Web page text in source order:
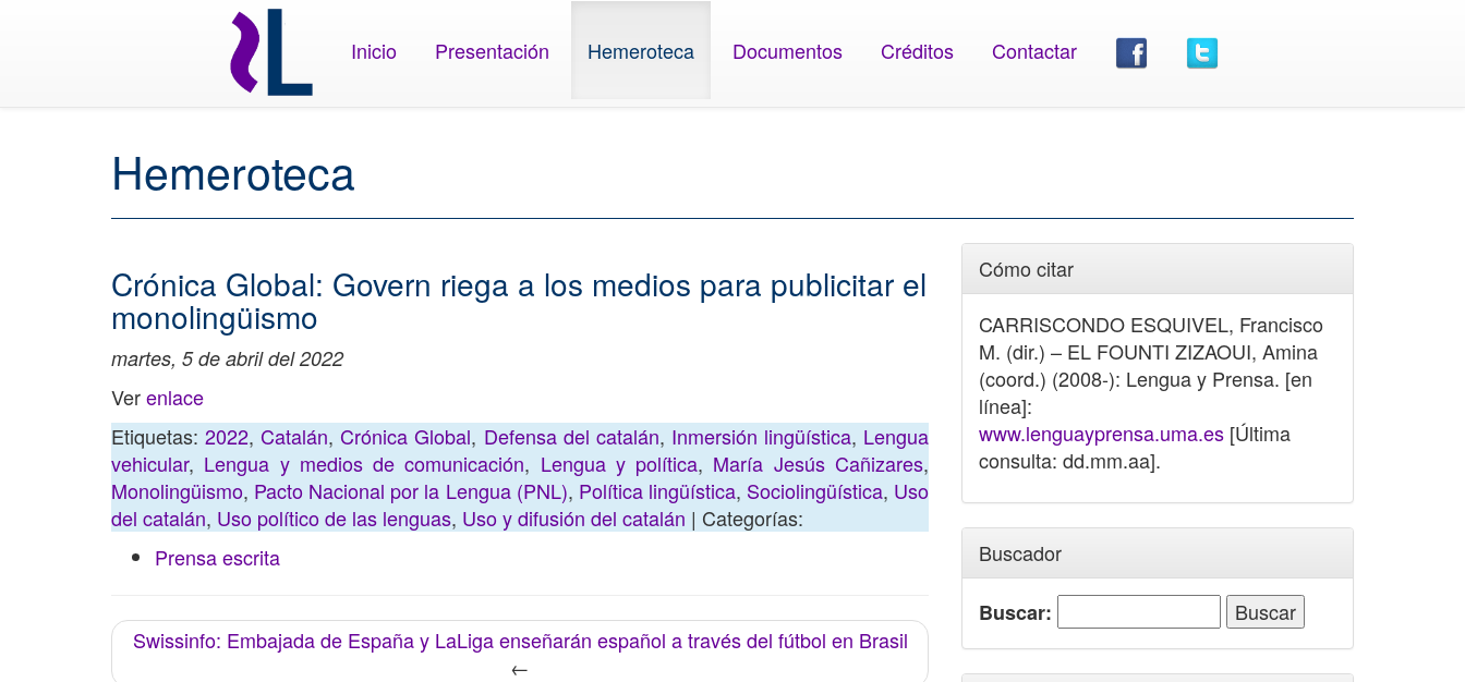
Inicio Presentación Hemeroteca Documentos Créditos Contactar
Hemeroteca
Crónica Global: Govern riega a los medios para publicitar el
monolingüismo
martes, 5 de abril del 2022
Verenlace
Etiquetas:2022,Catalán,Crónica Global, Defensa del catalán, Inmersión lingüística, Lengua
vehicular, Lengua y medios de comunicación, Lengua y política, María Jesús Cañizares,
Monolingüismo, Pacto Nacional por la Lengua (PNL), Política lingüística, Sociolingüística, Uso
del catalán, Uso político de las lenguas, Uso y difusión del catalán | Categorías:
Prensa escrita
Swissinfo: Embajada de España y LaLiga enseñarán español a través del fútbol en Brasil
←
Cómo citar
CARRISCONDO ESQUIVEL, Francisco
M. (dir.) – EL FOUNTI ZIZAOUI, Amina
(coord.) (2008-): Lengua y Prensa. [en
línea]:
www.lenguayprensa.uma.es [Última
consulta: dd.mm.aa].
Buscador
Buscar: